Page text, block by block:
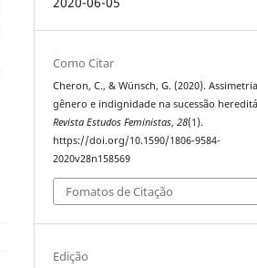
Como Citar
Cheron, C., & Wünsch, G. (2020).
gênero e indignidade na sucessão
Revista Estudos Feministas,28(1).
https://doi.org/10.1590/1806-9584-
2020v28n158569
Fomatos de Citação
Edição